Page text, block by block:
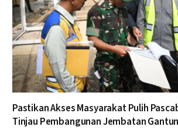
Pastikan Akses Masyarakat Pulih
Tinjau Pembangunan Jembatan